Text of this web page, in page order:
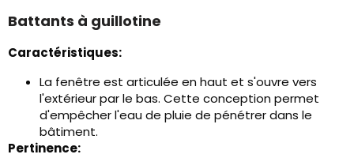
Battants à guillotine
Caractéristiques:
La fenêtre est articulée en haut et s'ouvre vers
l'extérieur par le bas. Cette conception permet
d'empêcher l'eau de pluie de pénétrer dans le
bâtiment.
Pertinence: